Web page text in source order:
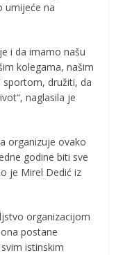
umijeće na
i da imamo našu
kolegama, našim
sportom, družiti, da
naglasila je
organizuje ovako
godine biti sve
je Mirel Dedić iz
organizacijom
postane
istinskim